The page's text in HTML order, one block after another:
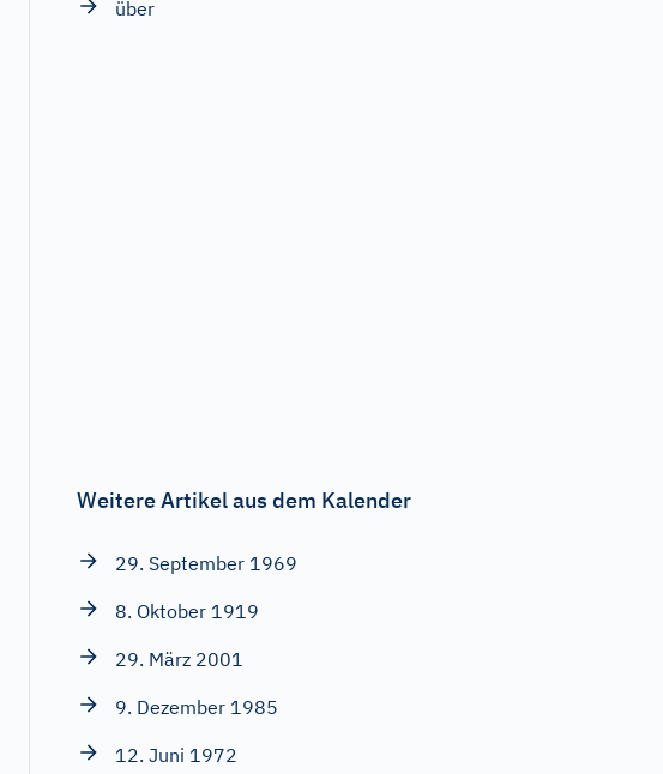
über
Weitere Artikel aus dem Kalender
29. September 1969
8. Oktober 1919
29. März 2001
9. Dezember 1985
12. Juni 1972